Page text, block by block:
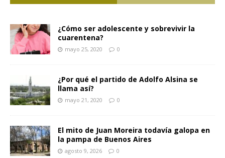
¿Cómo ser adolescente y sobrevivir la
cuarentena?
mayo 25, 2020 0
¿Por qué el partido de Adolfo Alsina se
llama así?
mayo 21, 2020 0
El mito de Juan Moreira todavía galopa en
la pampa de Buenos Aires
agosto 9, 2026 0